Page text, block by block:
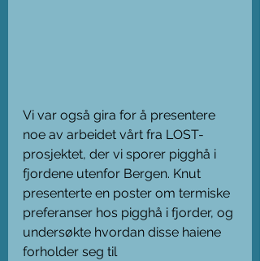
Vi var også gira for å presentere
noe av arbeidet vårt fra LOST-
prosjektet, der vi sporer pigghå i
fjordene utenfor Bergen. Knut
presenterte en poster om termiske
preferanser hos pigghå i fjorder, og
undersøkte hvordan disse haiene
forholder seg til